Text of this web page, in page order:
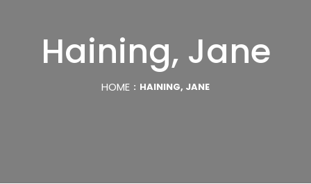
Haining, Jane
HOME HAINING, JANE